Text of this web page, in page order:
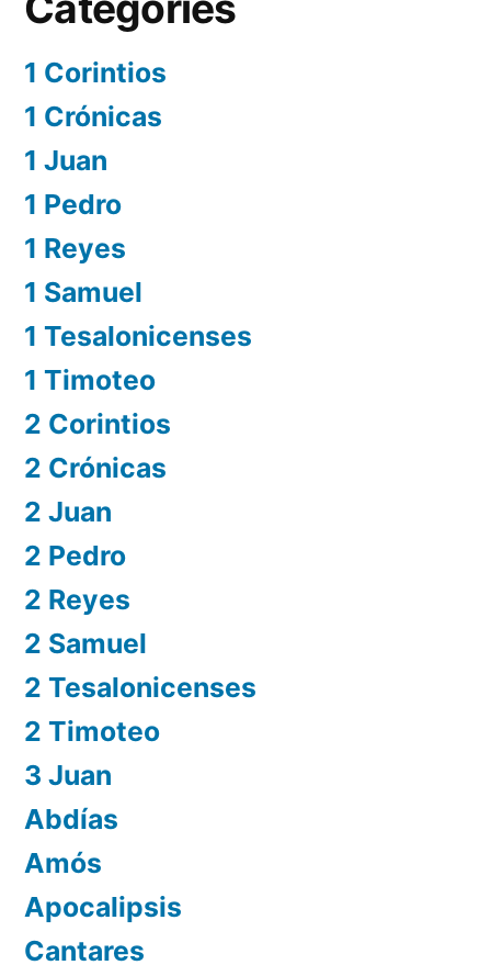
1 Corintios
1 Crónicas
1 Juan
1 Pedro
1 Reyes
1 Samuel
1 Tesalonicenses
1 Timoteo
2 Corintios
2 Crónicas
2 Juan
2 Pedro
2 Reyes
2 Samuel
2 Tesalonicenses
2 Timoteo
3 Juan
Abdías
Amós
Apocalipsis
Cantares